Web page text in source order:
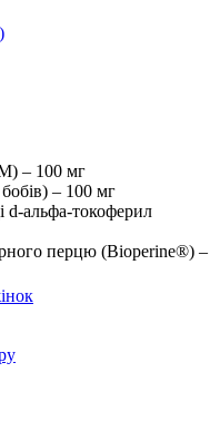
– 100 мг
– 100 мг
d-альфа-токоферил
перцю (Bioperine®) –